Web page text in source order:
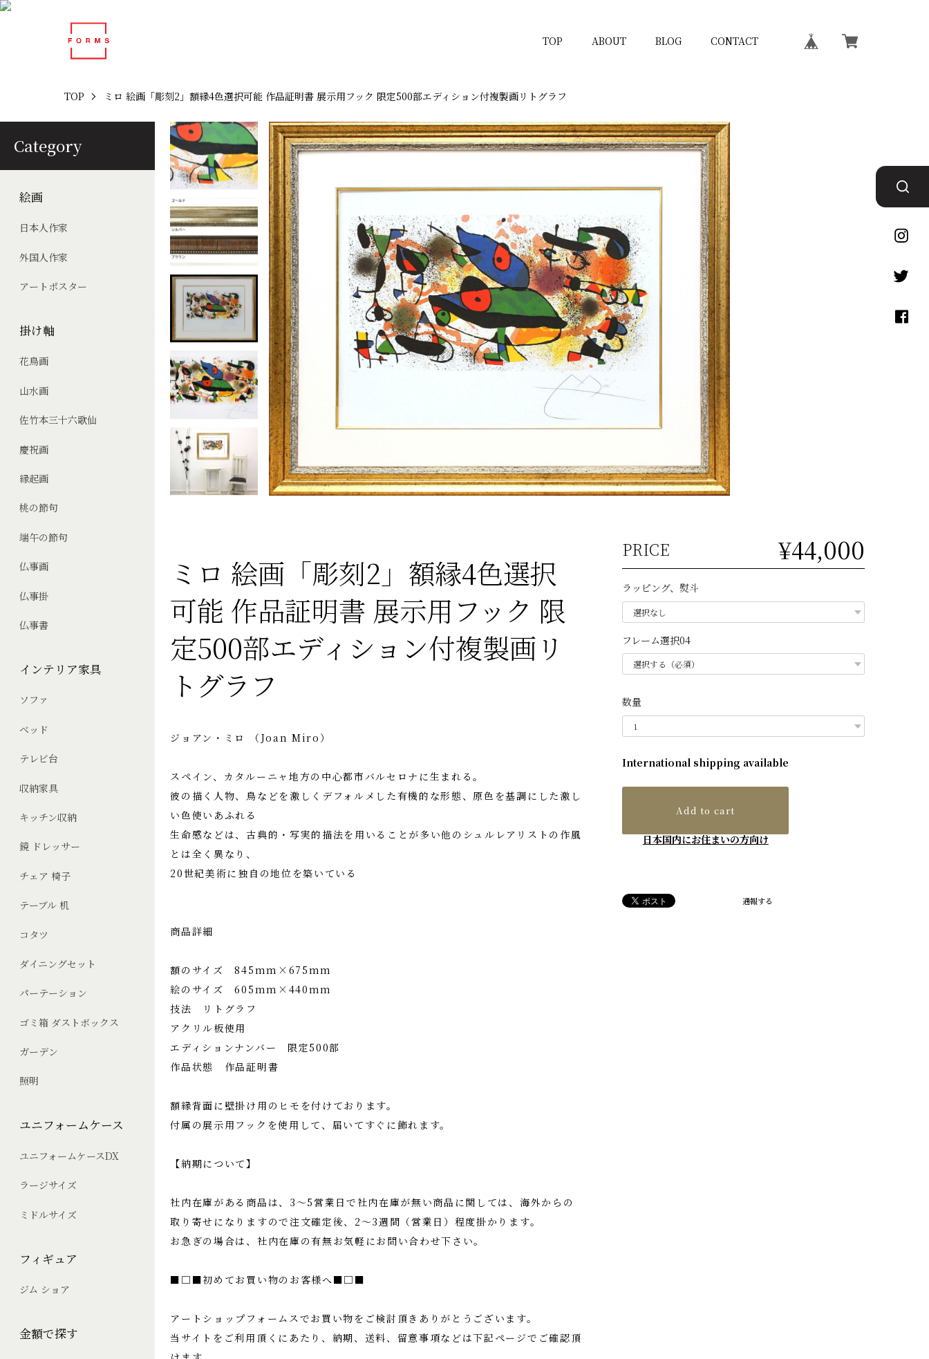
TOP ABOUT BLOG CONTACT
Category
絵画
日本人作家
外国人作家
アートポスター
掛け軸
花鳥画
山水画
佐竹本三十六歌仙
慶祝画
縁起画
桃の節句
端午の節句
仏事画
仏事掛
仏事書
インテリア家具
ソファ
ベッド
テレビ台
収納家具
キッチン収納
鏡 ドレッサー
チェア 椅子
テーブル 机
コタツ
ダイニングセット
パーテーション
ゴミ箱 ダストボックス
ガーデン
照明
ユニフォームケース
ユニフォームケースDX
ラージサイズ
ミドルサイズ
フィギュア
ジム ショア
金額で探す
TOP ミロ 絵画「彫刻2」額縁4色選択可能 作品証明書 展示用フック 限定500部エディション付複製画リトグラフ
ミロ 絵画「彫刻2」額縁4色選択
可能 作品証明書 展示用フック 限
定500部エディション付複製画リ
トグラフ
ジョアン・ミロ （Joan Miro）
スペイン、カタルーニャ地方の中心都市バルセロナに生まれる。
彼の描く人物、鳥などを激しくデフォルメした有機的な形態、原色を基調にした激し
い色使いあふれる
生命感などは、古典的・写実的描法を用いることが多い他のシュルレアリストの作風
とは全く異なり、
20世紀美術に独自の地位を築いている
商品詳細
額のサイズ 845mm×675mm
絵のサイズ 605mm×440mm
技法 リトグラフ
アクリル板使用
エディションナンバー 限定500部
作品状態 作品証明書
額縁背面に壁掛け用のヒモを付けております。
付属の展示用フックを使用して、届いてすぐに飾れます。
【納期について】
社内在庫がある商品は、3〜5営業日で社内在庫が無い商品に関しては、海外からの
取り寄せになりますので注文確定後、2〜3週間（営業日）程度掛かります。
お急ぎの場合は、社内在庫の有無お気軽にお問い合わせ下さい。
■□■初めてお買い物のお客様へ■□■
アートショップフォームスでお買い物をご検討頂きありがとうございます。
当サイトをご利用頂くにあたり、納期、送料、留意事項などは下記ページでご確認頂
PRICE ¥44,000
ラッピング、熨斗
フレーム選択04
数量
International shipping available
Add to cart
日本国内にお住まいの方向け
通報する